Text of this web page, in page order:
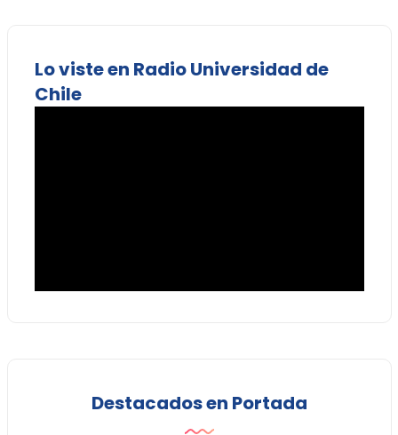
Lo viste en Radio Universidad de
Chile
Destacados en Portada